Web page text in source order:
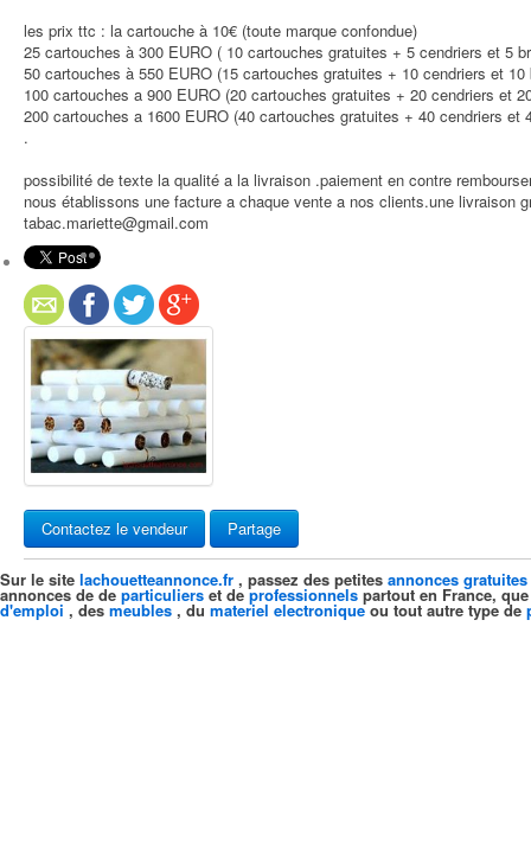
les prix ttc : la cartouche à 10€ (toute marque confondue)
25 cartouches à 300 EURO ( 10 cartouches gratuites + 5 cendriers et 5
50 cartouches à 550 EURO (15 cartouches gratuites + 10 cendriers et 10
100 cartouches a 900 EURO (20 cartouches gratuites + 20 cendriers et
200 cartouches a 1600 EURO (40 cartouches gratuites + 40 cendriers et
.
possibilité de texte la qualité a la livraison .paiement en contre
nous établissons une facture a chaque vente a nos clients.une livraison
tabac.mariette@gmail.com
Contactez le vendeur Partage
Sur le site lachouetteannonce.fr , passez des petites annonces gratuites
annonces de de particuliers et deprofessionnels partout en France,
d'emploi , des meubles , du materiel electroniqueou tout autre type de